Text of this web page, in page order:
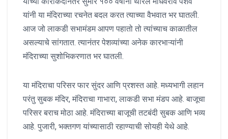
यांनी या मंदिराच्या रचनेत बदल करत त्याच्या वैभवात भर घातली.
आज जो लाकडी सभामंडम आपण पहातो तो त्यांच्याच काळातील
असल्याचे सांगतात. त्यानंतर पेशव्यांच्या अनेक कारभाऱ्यांनी
मंदिराच्या सुशोभिकरणात भर घातली.
या मंदिराचा परिसर फार सुंदर आणि प्रशस्त आहे. मध्यभागी लहान
परंतु सुबक मंदिर, मंदिराचा गाभारा, लाकडी सभा मंडप आहे. बाजूचा
परिसर बराच मोठा आहे. मंदिराच्या बाजूची तटबंदी सुबक आणि भव्य
आहे. पुजारी, भक्तगण यांच्यासाठी रहाण्याची सोयही येथे आहे.